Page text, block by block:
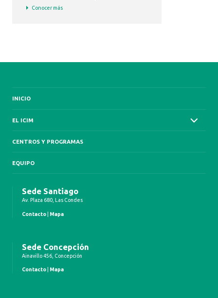
Conocer más
INICIO
EL ICIM
CENTROS Y PROGRAMAS
EQUIPO
Sede Santiago
Av. Plaza 680, Las Condes
Contacto Mapa
Sede Concepción
Ainavillo 456, Concepción
Contacto Mapa